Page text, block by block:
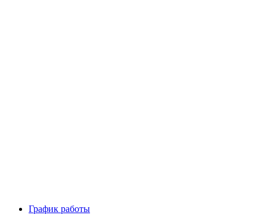
График работы